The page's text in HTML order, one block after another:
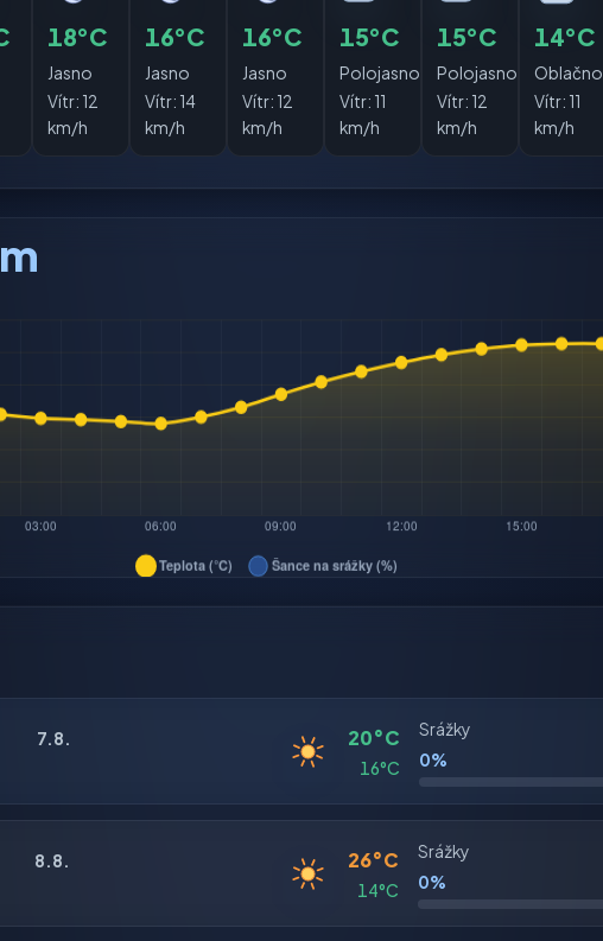
18°C
Jasno
Vítr: 12
km/h
16°C
Jasno
Vítr: 14
km/h
16°C
Jasno
Vítr: 12
km/h
15°C
Polojasno
Vítr: 11
km/h
15°C
Polojasno
Vítr: 12
km/h
14°C
Oblačno
Vítr: 11
km/h
7.8.
20°C
16°C
Srážky
0%
8.8.
26°C
14°C
Srážky
0%